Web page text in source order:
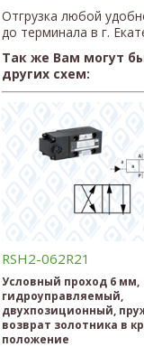
Отгрузка любой
до терминала в г.
Так же Вам могут
других схем:
RSH2-062R21
Условный проход 6 мм,
гидроуправляемый,
двухпозиционный,
возврат золотника в
положение